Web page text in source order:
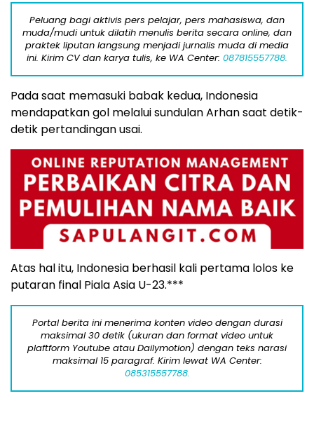
Peluang bagi aktivis pers pelajar, pers mahasiswa, dan
muda/mudi untuk dilatih menulis berita secara online, dan
praktek liputan langsung menjadi jurnalis muda di media
ini. Kirim CV dan karya tulis, ke WA Center: 087815557788.
Pada saat memasuki babak kedua, Indonesia
mendapatkan gol melalui sundulan Arhan saat detik-
detik pertandingan usai.
Atas hal itu, Indonesia berhasil kali pertama lolos ke
putaran final Piala Asia U-23.***
Portal berita ini menerima konten video dengan durasi
maksimal 30 detik (ukuran dan format video untuk
plaftform Youtube atau Dailymotion) dengan teks narasi
maksimal 15 paragraf. Kirim lewat WA Center:
085315557788.